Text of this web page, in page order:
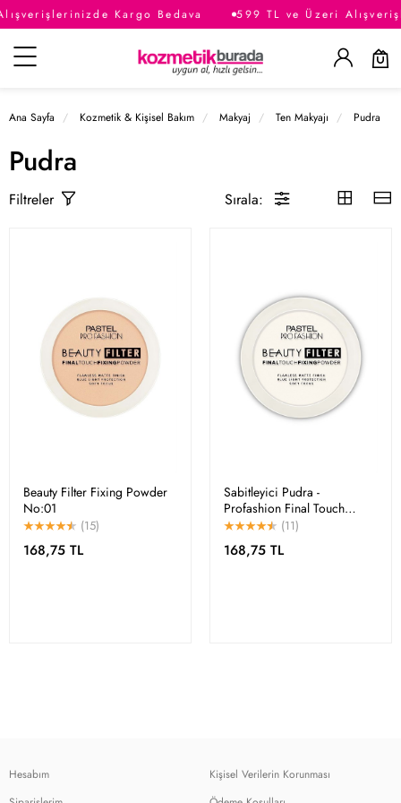
Kargo Bedava 599 TL ve Üzeri
Kategoriler
Ana Sayfa Kozmetik & Kişisel Bakım Makyaj Ten Makyajı Pudra
Pudra
Filtreler Sırala:
Beauty Filter Fixing Powder
No:01
(15)
168,75 TL
Sabitleyici Pudra -
Profashion Final Touch
Fixing Powder No 00
(11)
168,75 TL
Hesabım
Kişisel Verilerin Korunması